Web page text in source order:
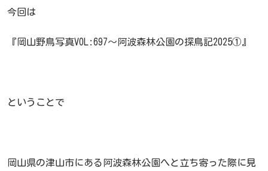
今回は
『岡山野鳥写真VOL:697～阿波森林公園の探鳥記2025①』
ということで
岡山県の津山市にある阿波森林公園へと立ち寄った際に見